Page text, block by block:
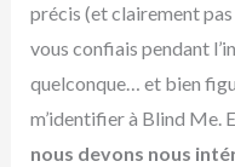
précis (et clairement
vous confiais pendant
quelconque… et bien
m’identifier à Blind Me.
nous devons nous